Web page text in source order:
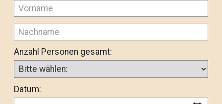
Anzahl Personen gesamt:
Datum: